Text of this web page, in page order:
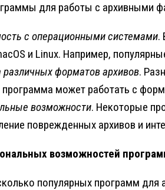
для работы с архивными
с операционными системами.
и Linux. Например,
форматов архивов.
программа может работать с
возможности. Некоторые
поврежденных архивов и
возможностей
популярных программ для